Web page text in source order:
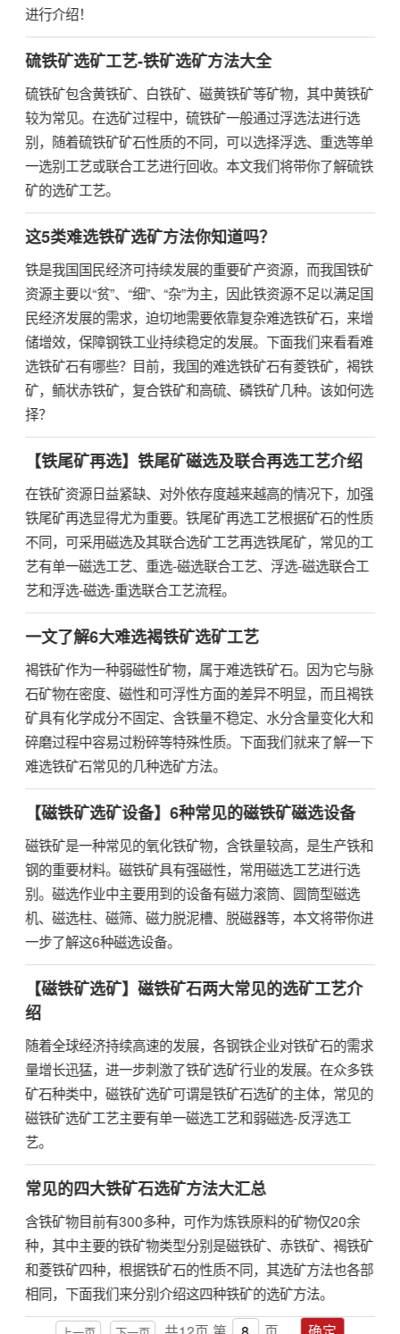
进行介绍！
硫铁矿选矿工艺-铁矿选矿方法大全
硫铁矿包含黄铁矿、白铁矿、磁黄铁矿等矿物，其中黄铁矿
较为常见。在选矿过程中，硫铁矿一般通过浮选法进行选
别，随着硫铁矿矿石性质的不同，可以选择浮选、重选等单
一选别工艺或联合工艺进行回收。本文我们将带你了解硫铁
矿的选矿工艺。
这5类难选铁矿选矿方法你知道吗？
铁是我国国民经济可持续发展的重要矿产资源，而我国铁矿
资源主要以“贫”、“细”、“杂”为主，因此铁资源不足以满足国
民经济发展的需求，迫切地需要依靠复杂难选铁矿石，来增
储增效，保障钢铁工业持续稳定的发展。下面我们来看看难
选铁矿石有哪些？目前，我国的难选铁矿石有菱铁矿，褐铁
矿，鲕状赤铁矿，复合铁矿和高硫、磷铁矿几种。该如何选
择？
【铁尾矿再选】铁尾矿磁选及联合再选工艺介绍
在铁矿资源日益紧缺、对外依存度越来越高的情况下，加强
铁尾矿再选显得尤为重要。铁尾矿再选工艺根据矿石的性质
不同，可采用磁选及其联合选矿工艺再选铁尾矿，常见的工
艺有单一磁选工艺、重选-磁选联合工艺、浮选-磁选联合工
艺和浮选-磁选-重选联合工艺流程。
一文了解6大难选褐铁矿选矿工艺
褐铁矿作为一种弱磁性矿物，属于难选铁矿石。因为它与脉
石矿物在密度、磁性和可浮性方面的差异不明显，而且褐铁
矿具有化学成分不固定、含铁量不稳定、水分含量变化大和
碎磨过程中容易过粉碎等特殊性质。下面我们就来了解一下
难选铁矿石常见的几种选矿方法。
【磁铁矿选矿设备】6种常见的磁铁矿磁选设备
磁铁矿是一种常见的氧化铁矿物，含铁量较高，是生产铁和
钢的重要材料。磁铁矿具有强磁性，常用磁选工艺进行选
别。磁选作业中主要用到的设备有磁力滚筒、圆筒型磁选
机、磁选柱、磁筛、磁力脱泥槽、脱磁器等，本文将带你进
一步了解这6种磁选设备。
【磁铁矿选矿】磁铁矿石两大常见的选矿工艺介
绍
随着全球经济持续高速的发展，各钢铁企业对铁矿石的需求
量增长迅猛，进一步刺激了铁矿选矿行业的发展。在众多铁
矿石种类中，磁铁矿选矿可谓是铁矿石选矿的主体，常见的
磁铁矿选矿工艺主要有单一磁选工艺和弱磁选-反浮选工
艺。
常见的四大铁矿石选矿方法大汇总
含铁矿物目前有300多种，可作为炼铁原料的矿物仅20余
种，其中主要的铁矿物类型分别是磁铁矿、赤铁矿、褐铁矿
和菱铁矿四种，根据铁矿石的性质不同，其选矿方法也各部
相同，下面我们来分别介绍这四种铁矿的选矿方法。